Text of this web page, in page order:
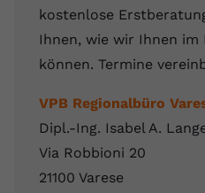
kostenlose
Ihnen, wie wir Ihnen im
können. Termine
VPB Regionalbüro
Dipl.-Ing. Isabel A.
Via Robbioni 20
21100 Varese